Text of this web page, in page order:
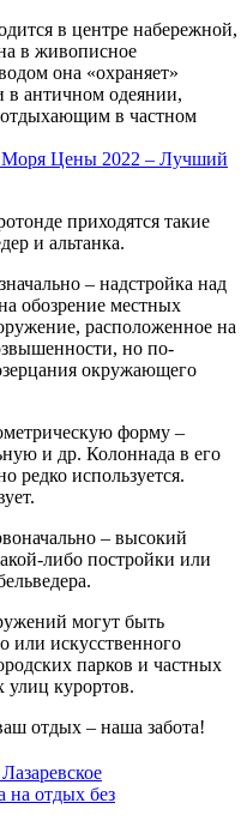
в центре набережной,
в живописное
она «охраняет»
в античном одеянии,
отдыхающим в частном
приходятся такие
и альтанка.
– надстройка над
обозрение местных
расположенное на
но по-
окружающего
форму –
и др. Колоннада в его
редко используется.
– высокий
либо постройки или
могут быть
или искусственного
парков и частных
улиц курортов.
отдых – наша забота!
на отдых без